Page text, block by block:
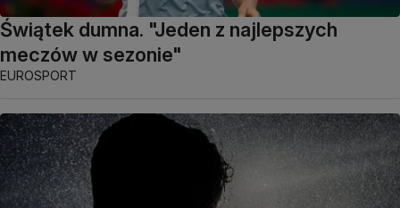
Świątek dumna. "Jeden z najlepszych
meczów w sezonie"
EUROSPORT